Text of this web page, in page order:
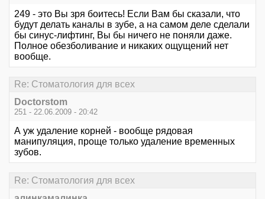
249 - это Вы зря боитесь! Если Вам бы сказали, что
будут делать каналы в зубе, а на самом деле сделали
бы синус-лифтинг, Вы бы ничего не поняли даже.
Полное обезболивание и никаких ощущений нет
вообще.
Re: Стоматология для всех
Doctorstom
251 - 22.06.2009 - 20:42
А уж удаление корней - вообще рядовая
манипуляция, проще только удаление временных
зубов.
Re: Стоматология для всех